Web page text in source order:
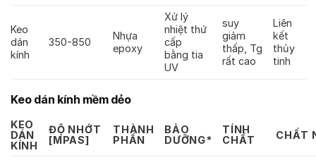
Keo
dán
kính
350-850
Nhựa
epoxy
Xử lý
nhiệt thứ
cấp
bằng tia
UV
suy
giảm
thấp, Tg
rất cao
Liên
kết
thủy
tinh
Keo dán kính mềm dẻo
KEO
DÁN
KÍNH
ĐỘ NHỚT
[MPAS]
THÀNH
PHẦN
BẢO
DƯỠNG*
TÍNH
CHẤT
CHẤT